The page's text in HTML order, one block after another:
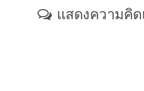
แสดงความคิด